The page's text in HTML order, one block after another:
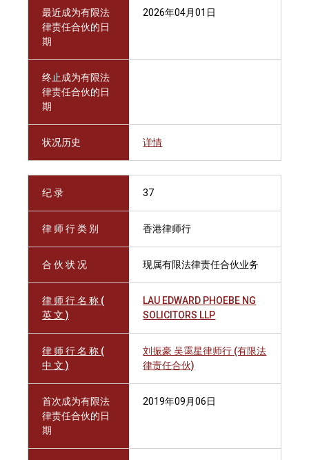
最近成为有限法
律责任合伙的日
期
2026年04月01日
终止成为有限法
律责任合伙的日
期
状况历史 详情
纪 录 37
律 师 行 类 别 香港律师行
合 伙 状 况 现属有限法律责任合伙业务
律 师 行 名 称 (
英 文 )
LAU EDWARD PHOEBE NG
SOLICITORS LLP
律 师 行 名 称 (
中 文 )
刘振豪 吴霭星律师行 (有限法
律责任合伙)
首次成为有限法
律责任合伙的日
期
2019年09月06日